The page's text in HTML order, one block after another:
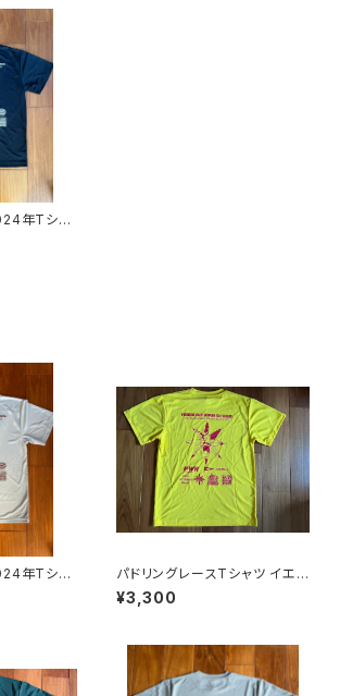
年Tシャ
年Tシャ
パドリングレースTシャツ イエ
ロー各種サイズ
¥3,300